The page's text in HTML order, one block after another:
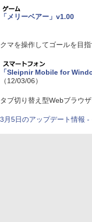
「メリーベアー」v1.00
クマを操作してゴールを目
「Sleipnir Mobile for
（12/03/06）
タブ切り替え型Webブラウ
3月5日のアップデート情報 -